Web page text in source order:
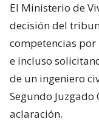
El Ministerio de
decisión del
competencias
e incluso
de un ingeniero
Segundo
aclaración.